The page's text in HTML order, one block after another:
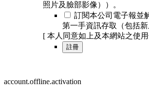
照片及臉部影像））。
訂閱本公司電子報並
第一手資訊存取（包括新
[ 本人同意如上及本網站之使
註冊
account.offline.activation